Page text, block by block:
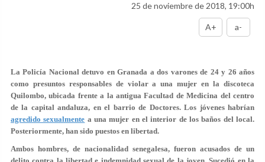
25 de noviembre de 2018, 19:00h
A+ a-
La Policía Nacional detuvo en Granada a dos varones de 24 y 26 años
como presuntos responsables de violar a una mujer en la discoteca
Quilombo, ubicada frente a la antigua Facultad de Medicina del centro
de la capital andaluza, enel barrio de Doctores.Los jóvenes habrían
agredido sexualmente a una mujer en el interior de los baños del local.
Posteriormente, han sido puestos en libertad.
Ambos hombres, de nacionalidad senegalesa, fueron acusados de un